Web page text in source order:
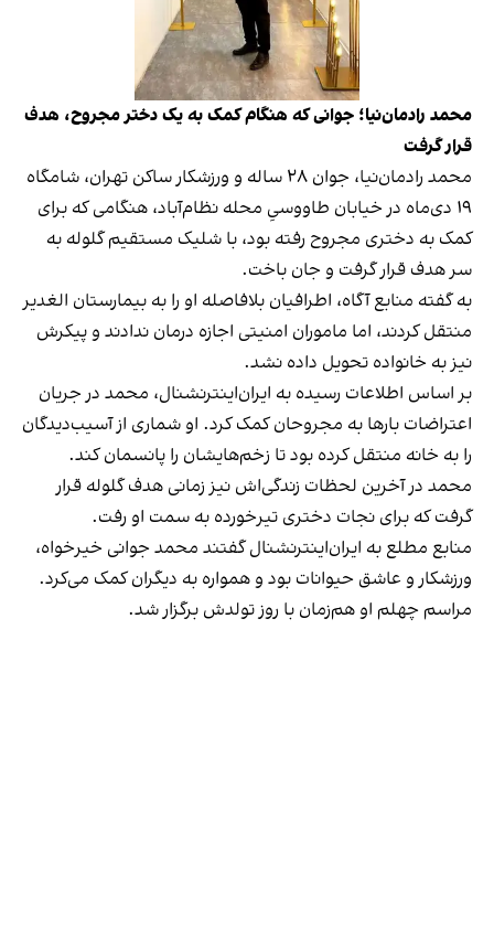
محمد رادمان‌نیا؛ جوانی که هنگام کمک به یک دختر مجروح، هدف
قرار گرفت
محمد رادمان‌نیا، جوان ۲۸ ساله و ورزشکار ساکن تهران، شامگاه
۱۹ دی‌ماه در خیابان طاووسیِ محله نظام‌آباد، هنگامی که برای
کمک به دختری مجروح رفته بود، با شلیک مستقیم گلوله به
سر هدف قرار گرفت و جان باخت.
به گفته منابع آگاه، اطرافیان بلافاصله او را به بیمارستان الغدیر
منتقل کردند، اما ماموران امنیتی اجازه درمان ندادند و پیکرش
نیز به خانواده تحویل داده نشد.
بر اساس اطلاعات رسیده به ایران‌اینترنشنال، محمد در جریان
اعتراضات بارها به مجروحان کمک کرد. او شماری از آسیب‌دیدگان
را به خانه منتقل کرده بود تا زخم‌هایشان را پانسمان کند.
محمد در آخرین لحظات زندگی‌اش نیز زمانی هدف گلوله قرار
گرفت که برای نجات دختری تیرخورده به سمت او رفت.
منابع مطلع به ایران‌اینترنشنال گفتند محمد جوانی خیرخواه،
ورزشکار و عاشق حیوانات بود و همواره به دیگران کمک می‌کرد.
مراسم چهلم او هم‌زمان با روز تولدش برگزار شد.